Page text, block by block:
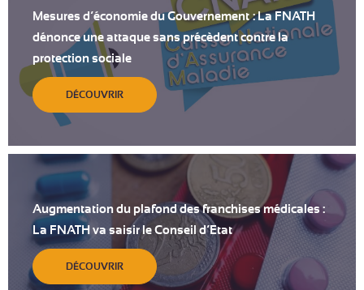
Mesures d’économie du Gouvernement : La FNATH
dénonce une attaque sans précèdent contre la
protection sociale
DÉCOUVRIR
Augmentation du plafond des franchises médicales :
La FNATH va saisir le Conseil d’Etat
DÉCOUVRIR